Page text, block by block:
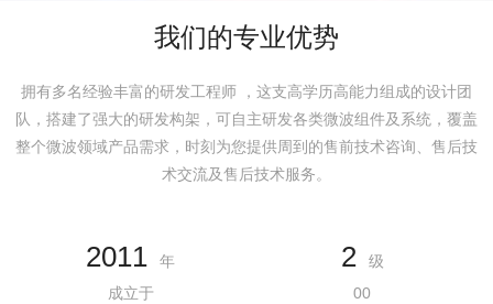
我们的专业优势
拥有多名经验丰富的研发工程师 ，这支高学历高能力组成的设计团
队，搭建了强大的研发构架，可自主研发各类微波组件及系统，覆盖
整个微波领域产品需求，时刻为您提供周到的售前技术咨询、售后技
术交流及售后技术服务。
2011
年
成立于
2
级
00